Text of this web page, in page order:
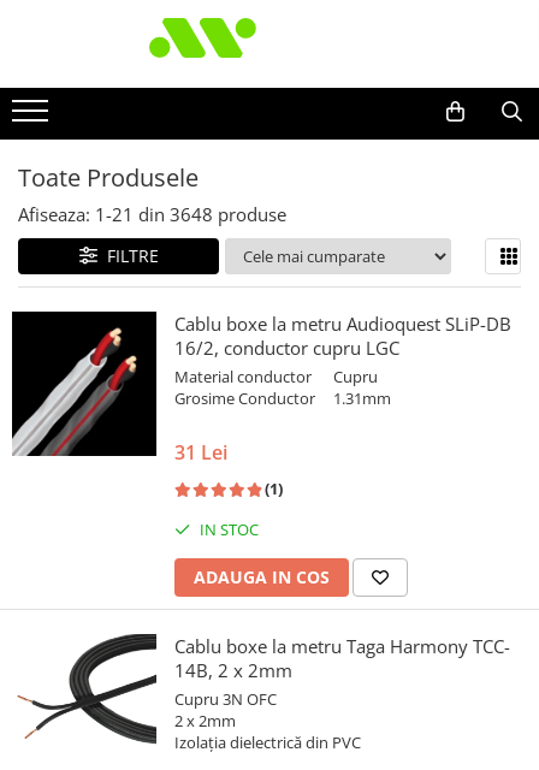
Toate Produsele
Afiseaza: 1-21 din 3648 produse
FILTRE
Cablu boxe la metru Audioquest SLiP-DB
16/2, conductor cupru LGC
Material conductor
Cupru
Grosime Conductor 1.31mm
31 Lei
(1)
IN STOC
ADAUGA IN COS
Cablu boxe la metru Taga Harmony TCC-
14B, 2 x 2mm
Cupru 3N OFC
2 x 2mm
Izolația dielectrică din PVC